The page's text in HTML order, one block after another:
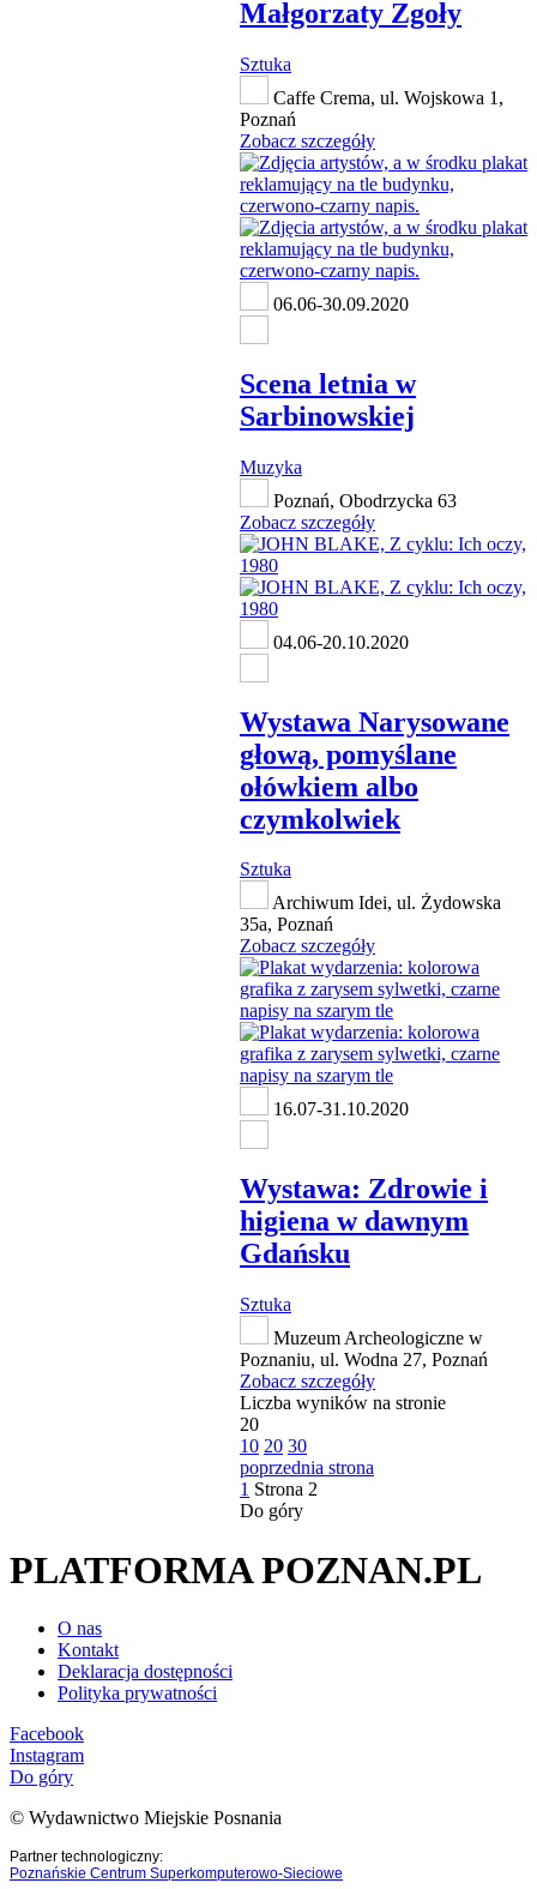
Małgorzaty Zgoły
Sztuka
Caffe Crema, ul. Wojskowa 1,
Poznań
Zobacz szczegóły
06.06-30.09.2020
Scena letnia w
Sarbinowskiej
Muzyka
Poznań, Obodrzycka 63
Zobacz szczegóły
04.06-20.10.2020
Wystawa Narysowane
głową, pomyślane
ołówkiem albo
czymkolwiek
Sztuka
Archiwum Idei, ul. Żydowska
35a, Poznań
Zobacz szczegóły
16.07-31.10.2020
Wystawa: Zdrowie i
higiena w dawnym
Gdańsku
Sztuka
Muzeum Archeologiczne w
Poznaniu, ul. Wodna 27, Poznań
Zobacz szczegóły
Liczba wyników na stronie
20
10 20 30
poprzednia strona
1 Strona 2
Do góry
PLATFORMA POZNAN.PL
O nas
Kontakt
Deklaracja dostępności
Polityka prywatności
Facebook
Instagram
Do góry
© Wydawnictwo Miejskie Posnania
Partner technologiczny:
Poznańskie Centrum Superkomputerowo-Sieciowe